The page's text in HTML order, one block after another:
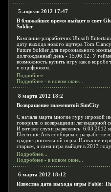
5 апреля 2012 17:47
В ближайшее время выйдет в свет
Soldier
Компания-разработчик Ubisoft
дату выхода нового шутера Tom
Future Soldier для персонального
долгожданный день - 15.06.12. У
возможность купить игру как в
и в цифровом.
Подробнее...
Подробнее - в новом окне...
8 марта 2012 18:2
Возвращение знаменитой SimCity
С начала марта многие гуру игровой
говорили о возвращении легендарной
И вот все слухи развеялись: 6.03.2012
Electronic Arts сообщила о разработке
градостроительной игры. Название
старым, а сама игра выйдет в 2013 году.
Подробнее...
Подробнее - в новом окне...
6 марта 2012 18:12
Известна дата выхода игры Fable: